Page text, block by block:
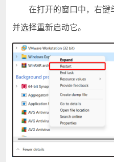
在打开的窗口中，右键
并选择重新启动它。